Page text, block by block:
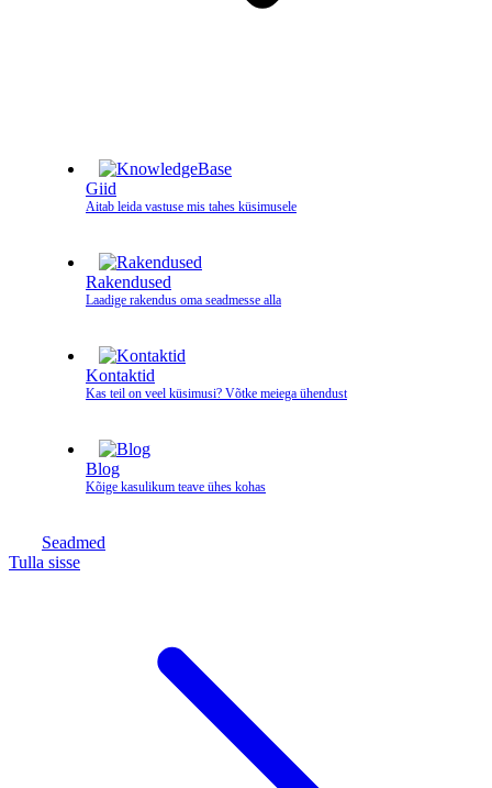
Giid
Aitab leida vastuse mis tahes küsimusele
Rakendused
Laadige rakendus oma seadmesse alla
Kontaktid
Kas teil on veel küsimusi? Võtke meiega ühendust
Blog
Kõige kasulikum teave ühes kohas
Seadmed
Tulla sisse